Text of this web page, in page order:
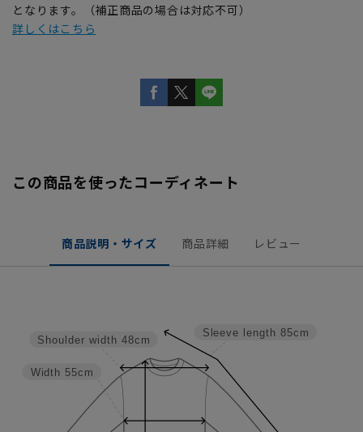
となります。（補正商品の場合は対応不可）
詳しくはこちら
この商品を使ったコーディネート
商品説明・サイズ 商品詳細 レビュー
Sleeve length 85cm
Width 55cm
Shoulder width 48cm